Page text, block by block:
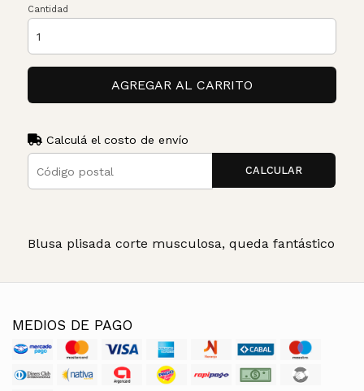
Cantidad
AGREGAR AL CARRITO
Calculá el costo de envío
CALCULAR
Blusa plisada corte musculosa, queda fantástico
MEDIOS DE PAGO